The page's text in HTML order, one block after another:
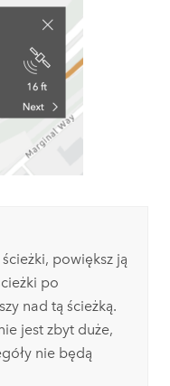
powiększ ją
po
nad tą ścieżką.
jest zbyt duże,
nie będą